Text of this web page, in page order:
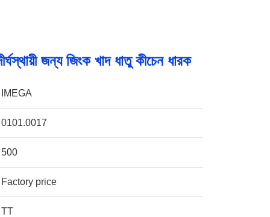
জন্য জিংক খাদ ধাতু কীচেন ধারক
IMEGA
0101.0017
500
Factory price
TT